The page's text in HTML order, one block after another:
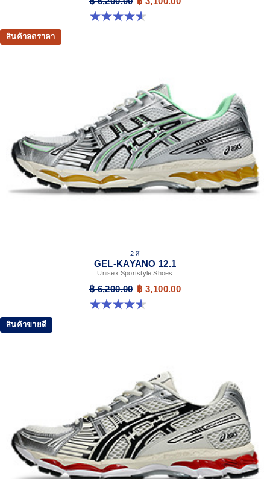
4.6 จาก 5 ดาว 13 รีวิว
สินค้าลดราคา
2 สี
GEL-KAYANO 12.1
Unisex Sportstyle Shoes
฿ 6,200.00 ฿ 3,100.00
4.6 จาก 5 ดาว 13 รีวิว
สินค้าขายดี